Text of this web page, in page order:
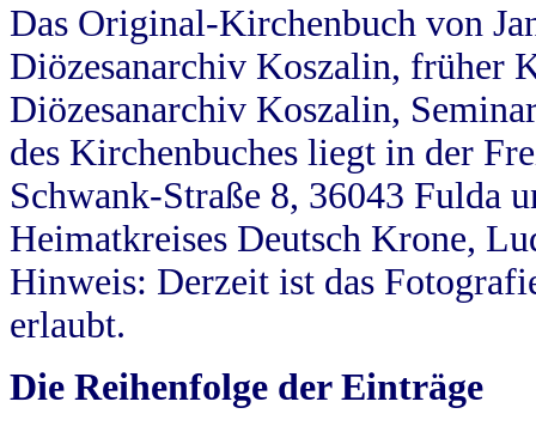
Das Original-Kirchenbuch von
Diözesanarchiv Koszalin, früher
Diözesanarchiv Koszalin,
des Kirchenbuches liegt in der
Schwank-Straße 8, 36043 Fulda
Heimatkreises Deutsch Krone,
Hinweis: Derzeit ist das
erlaubt.
Die Reihenfolge der Einträge